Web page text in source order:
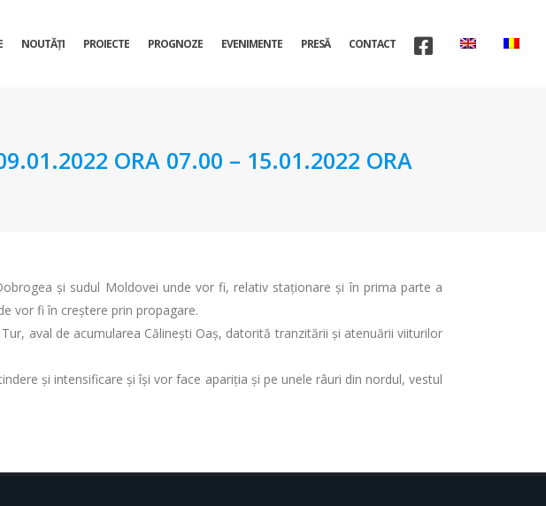
NOUTĂȚI PROIECTE PROGNOZE EVENIMENTE PRESĂ CONTACT
ORA 07.00 – 15.01.2022 ORA
și sudul Moldovei unde vor fi, relativ staționare și în prima parte a
vor fi în creștere prin propagare.
aval de acumularea Călinești Oaş, datorită tranzitării și atenuării viiturilor
și intensificare și își vor face apariția și pe unele râuri din nordul, vestul